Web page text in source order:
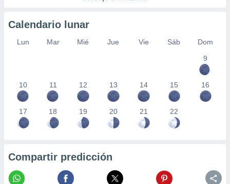
Calendario lunar
Lun Mar Mié Jue Vie Sáb
Dom
9
10 11 12 13 14 15 16
17 18 19 20 21 22
Compartir predicción